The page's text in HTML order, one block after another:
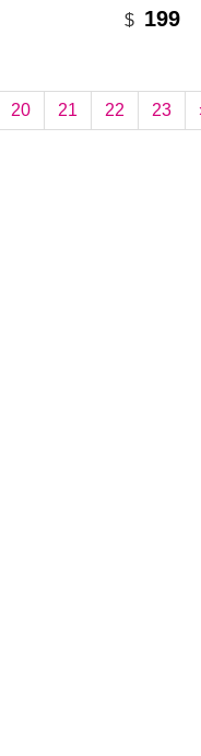
$ 199
20 21 22 23